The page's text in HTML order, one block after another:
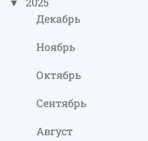
Декабрь
Ноябрь
Октябрь
Сентябрь
Август